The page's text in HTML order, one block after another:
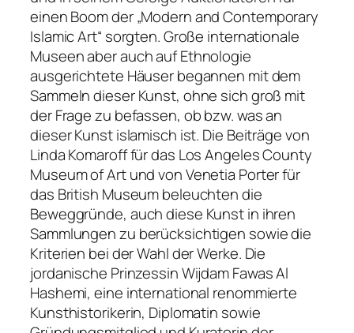
einen Boom der „Modern and Contemporary
Islamic Art“ sorgten. Große internationale
Museen aber auch auf Ethnologie
ausgerichtete Häuser begannen mit dem
Sammeln dieser Kunst, ohne sich groß mit
der Frage zu befassen, ob bzw. was an
dieser Kunst islamisch ist. Die Beiträge von
Linda Komaroff für das Los Angeles County
Museum of Art und von Venetia Porter für
das British Museum beleuchten die
Beweggründe, auch diese Kunst in ihren
Sammlungen zu berücksichtigen sowie die
Kriterien bei der Wahl der Werke. Die
jordanische Prinzessin Wijdam Fawas Al
Hashemi, eine international renommierte
Kunsthistorikerin, Diplomatin sowie